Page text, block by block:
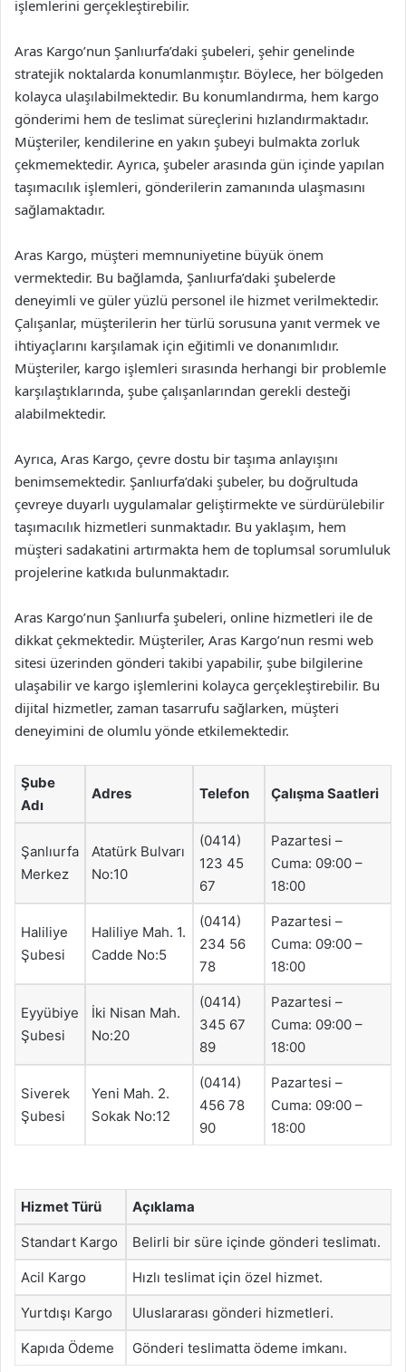
işlemlerini gerçekleştirebilir.
Aras Kargo’nun Şanlıurfa’daki şubeleri, şehir genelinde
stratejik noktalarda konumlanmıştır. Böylece, her bölgeden
kolayca ulaşılabilmektedir. Bu konumlandırma, hem kargo
gönderimi hem de teslimat süreçlerini hızlandırmaktadır.
Müşteriler, kendilerine en yakın şubeyi bulmakta zorluk
çekmemektedir. Ayrıca, şubeler arasında gün içinde yapılan
taşımacılık işlemleri, gönderilerin zamanında ulaşmasını
sağlamaktadır.
Aras Kargo, müşteri memnuniyetine büyük önem
vermektedir. Bu bağlamda, Şanlıurfa’daki şubelerde
deneyimli ve güler yüzlü personel ile hizmet verilmektedir.
Çalışanlar, müşterilerin her türlü sorusuna yanıt vermek ve
ihtiyaçlarını karşılamak için eğitimli ve donanımlıdır.
Müşteriler, kargo işlemleri sırasında herhangi bir problemle
karşılaştıklarında, şube çalışanlarından gerekli desteği
alabilmektedir.
Ayrıca, Aras Kargo, çevre dostu bir taşıma anlayışını
benimsemektedir. Şanlıurfa’daki şubeler, bu doğrultuda
çevreye duyarlı uygulamalar geliştirmekte ve sürdürülebilir
taşımacılık hizmetleri sunmaktadır. Bu yaklaşım, hem
müşteri sadakatini artırmakta hem de toplumsal sorumluluk
projelerine katkıda bulunmaktadır.
Aras Kargo’nun Şanlıurfa şubeleri, online hizmetleri ile de
dikkat çekmektedir. Müşteriler, Aras Kargo’nun resmi web
sitesi üzerinden gönderi takibi yapabilir, şube bilgilerine
ulaşabilir ve kargo işlemlerini kolayca gerçekleştirebilir. Bu
dijital hizmetler, zaman tasarrufu sağlarken, müşteri
deneyimini de olumlu yönde etkilemektedir.
Şube
Adı
Adres Telefon Çalışma Saatleri
Şanlıurfa
Merkez
Atatürk Bulvarı
No:10
(0414)
123 45
67
Pazartesi –
Cuma: 09:00 –
18:00
Haliliye
Şubesi
Haliliye Mah. 1.
Cadde No:5
(0414)
234 56
78
Pazartesi –
Cuma: 09:00 –
18:00
Eyyübiye
Şubesi
İki Nisan Mah.
No:20
(0414)
345 67
89
Pazartesi –
Cuma: 09:00 –
18:00
Siverek
Şubesi
Yeni Mah. 2.
Sokak No:12
(0414)
456 78
90
Pazartesi –
Cuma: 09:00 –
18:00
Hizmet Türü Açıklama
Standart Kargo Belirli bir süre içinde gönderi teslimatı.
Acil Kargo Hızlı teslimat için özel hizmet.
Yurtdışı Kargo Uluslararası gönderi hizmetleri.
Kapıda Ödeme Gönderi teslimatta ödeme imkanı.